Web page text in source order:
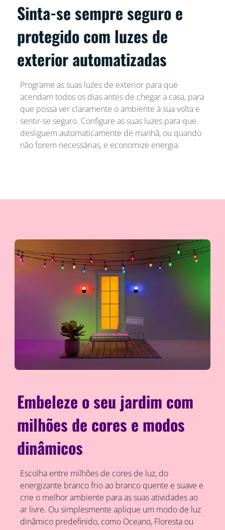
Sinta-se sempre seguro e
protegido com luzes de
exterior automatizadas
Programe as suas luzes de exterior para que
acendam todos os dias antes de chegar a casa, para
que possa ver claramente o ambiente à sua volta e
sentir-se seguro. Configure as suas luzes para que
desliguem automaticamente de manhã, ou quando
não forem necessárias, e economize energia.
Embeleze o seu jardim com
milhões de cores e modos
dinâmicos
Escolha entre milhões de cores de luz, do
energizante branco frio ao branco quente e suave e
crie o melhor ambiente para as suas atividades ao
ar livre. Ou simplesmente aplique um modo de luz
dinâmico predefinido, como Oceano, Floresta ou